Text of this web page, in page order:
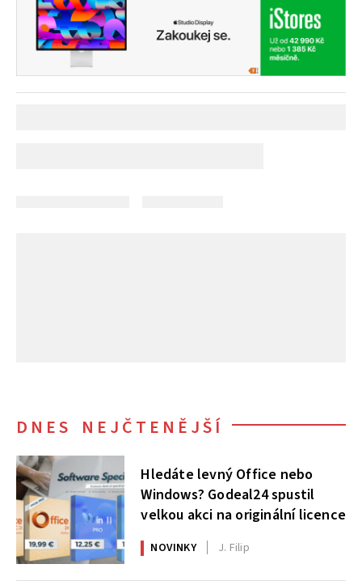
DNES NEJČTENĚJŠÍ
Hledáte levný Office nebo
Windows? Godeal24 spustil
velkou akci na originální licence
NOVINKY J. Filip